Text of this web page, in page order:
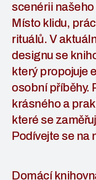
scenérii
Místo klidu,
rituálů. V
designu se
který propojuje
osobní příběhy.
krásného a
které se
Podívejte se na
Domácí